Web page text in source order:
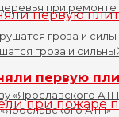
при
гроза и
АТП»
первую